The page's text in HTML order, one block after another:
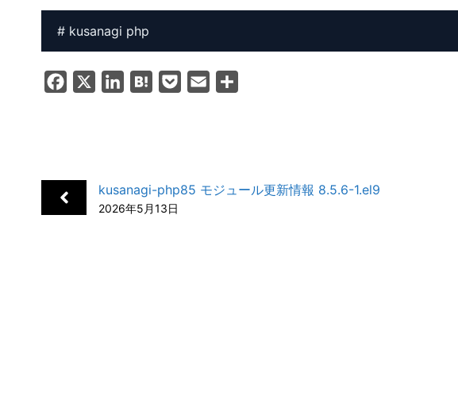
# kusanagi php
o
o
d
I
a
t
kusanagi-php85 モジュール更新情報 8.5.6-1.el9
2026年5月13日